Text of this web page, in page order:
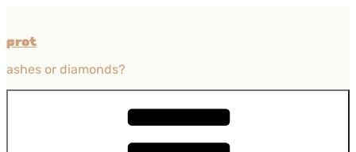
treści
prot
ashes or diamonds?